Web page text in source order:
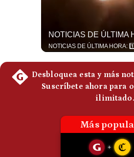
Frecuentes